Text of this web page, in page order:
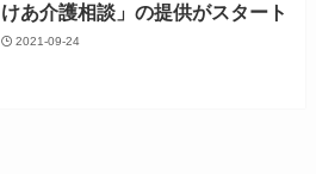
けあ介護相談」の提供がスタート
2021-09-24